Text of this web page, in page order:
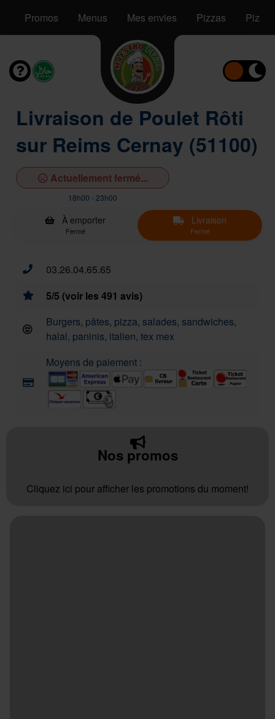
Promos Menus Mes envies Pizzas
Livraison de Poulet Rôti
sur Reims Cernay (51100)
Actuellement fermé...
18h00 - 23h00
À emporter
Fermé
Livraison
Fermé
03.26.04.65.65
5/5 (voir les 491 avis)
Burgers, pâtes, pizza, salades, sandwiches,
halal, paninis, italien, tex mex
Moyens de paiement :
Nos promos
Cliquez ici pour afficher les promotions du moment!